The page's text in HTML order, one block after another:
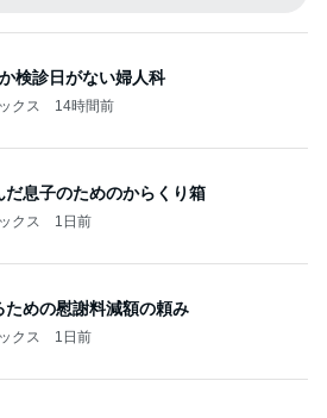
検診日がない婦人科
クス 14時間前
だ息子のためのからくり箱
クス 1日前
ための慰謝料減額の頼み
クス 1日前